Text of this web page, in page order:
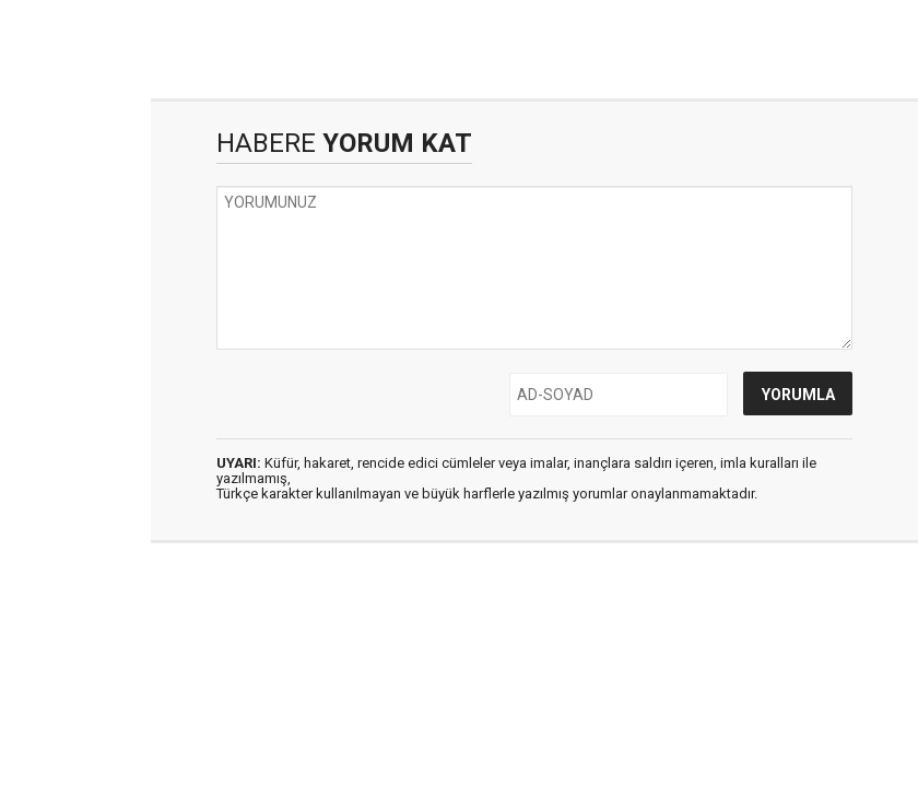
HABERE YORUM KAT
UYARI: Küfür, hakaret, rencide edici cümleler veya imalar, inançlara saldırı içeren, imla kuralları ile
yazılmamış,
Türkçe karakter kullanılmayan ve büyük harflerle yazılmış yorumlar onaylanmamaktadır.